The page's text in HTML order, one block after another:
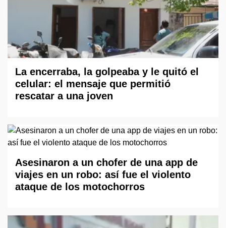
La encerraba, la golpeaba y le quitó el
celular: el mensaje que permitió
rescatar a una joven
Asesinaron a un chofer de una app de
viajes en un robo: así fue el violento
ataque de los motochorros